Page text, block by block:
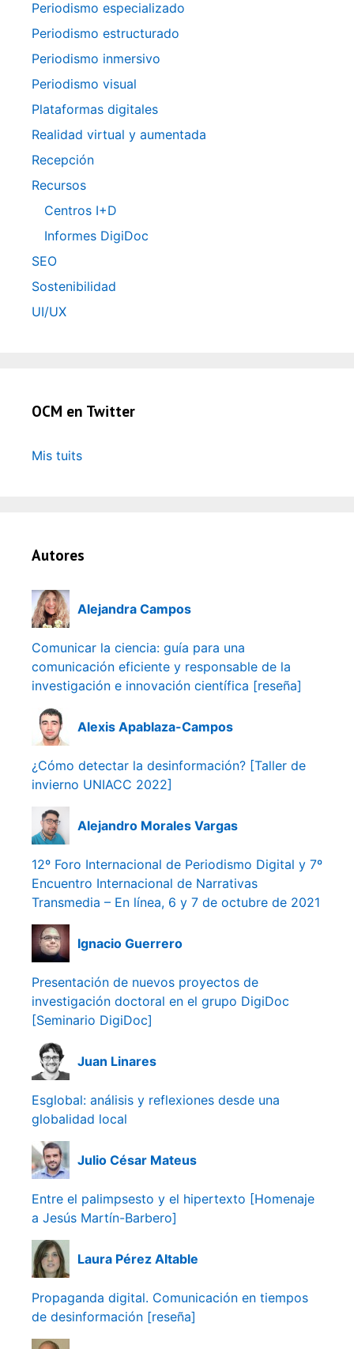
Periodismo especializado
Periodismo estructurado
Periodismo inmersivo
Periodismo visual
Plataformas digitales
Realidad virtual y aumentada
Recepción
Recursos
Centros I+D
Informes DigiDoc
SEO
Sostenibilidad
UI/UX
OCM en Twitter
Mis tuits
Autores
Alejandra Campos
Comunicar la ciencia: guía para una
comunicación eficiente y responsable de la
investigación e innovación científica [reseña]
Alexis Apablaza-Campos
¿Cómo detectar la desinformación? [Taller de
invierno UNIACC 2022]
Alejandro Morales Vargas
12º Foro Internacional de Periodismo Digital y 7º
Encuentro Internacional de Narrativas
Transmedia – En línea, 6 y 7 de octubre de 2021
Ignacio Guerrero
Presentación de nuevos proyectos de
investigación doctoral en el grupo DigiDoc
[Seminario DigiDoc]
Juan Linares
Esglobal: análisis y reflexiones desde una
globalidad local
Julio César Mateus
Entre el palimpsesto y el hipertexto [Homenaje
a Jesús Martín-Barbero]
Laura Pérez Altable
Propaganda digital. Comunicación en tiempos
de desinformación [reseña]